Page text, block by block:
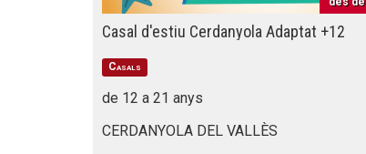
Casal d'estiu Cerdanyola Adaptat +12
Casals
de 12 a 21 anys
CERDANYOLA DEL VALLÈS